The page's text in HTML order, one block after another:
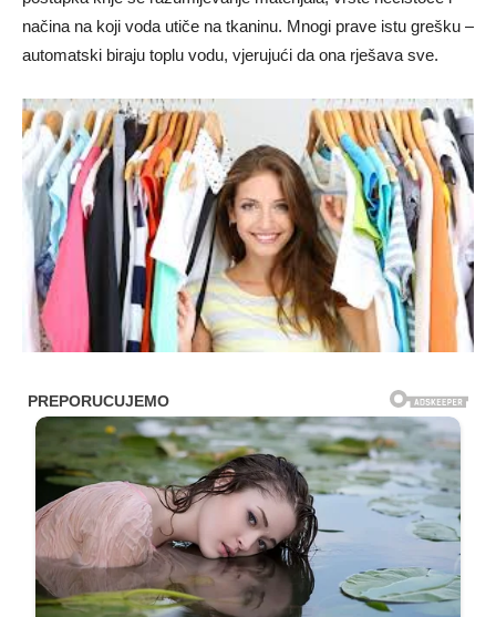
načina na koji voda utiče na tkaninu. Mnogi prave istu grešku –
automatski biraju toplu vodu, vjerujući da ona rješava sve.